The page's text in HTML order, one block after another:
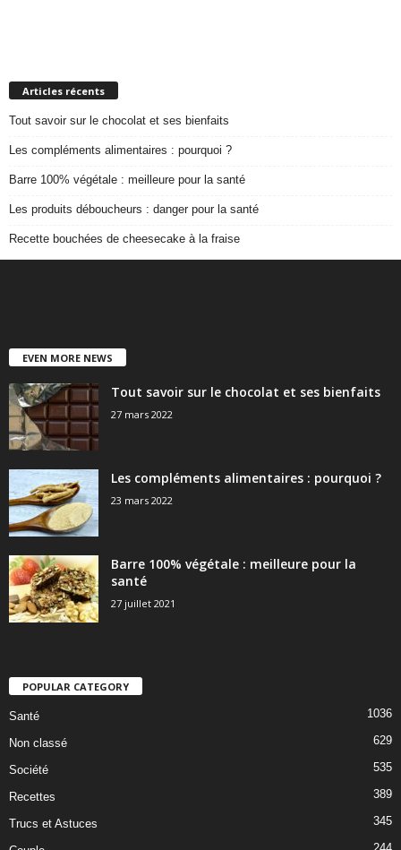
Articles récents
Tout savoir sur le chocolat et ses bienfaits
Les compléments alimentaires : pourquoi ?
Barre 100% végétale : meilleure pour la santé
Les produits déboucheurs : danger pour la santé
Recette bouchées de cheesecake à la fraise
EVEN MORE NEWS
Tout savoir sur le chocolat et ses bienfaits
27 mars 2022
Les compléments alimentaires : pourquoi ?
23 mars 2022
Barre 100% végétale : meilleure pour la
santé
27 juillet 2021
POPULAR CATEGORY
Santé 1036
Non classé 629
Société 535
Recettes 389
Trucs et Astuces 345